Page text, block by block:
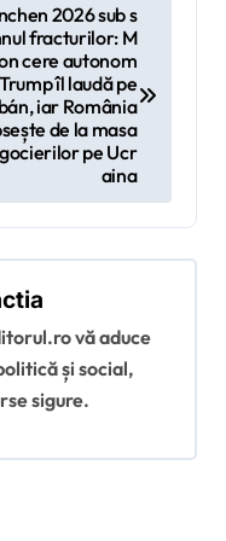
2026 sub s
fracturilor: M
cere autonom
îl laudă pe
iar România
de la masa
pe Ucr
aina
vă aduce
și social,
sigure.